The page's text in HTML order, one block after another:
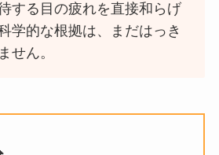
する目の疲れを直接和らげ
学的な根拠は、まだはっき
せん。